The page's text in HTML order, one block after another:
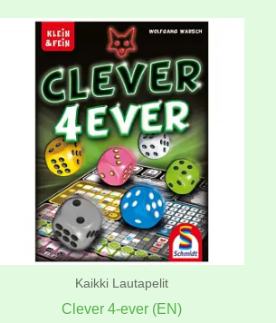
Kaikki Lautapelit
Clever 4-ever (EN)